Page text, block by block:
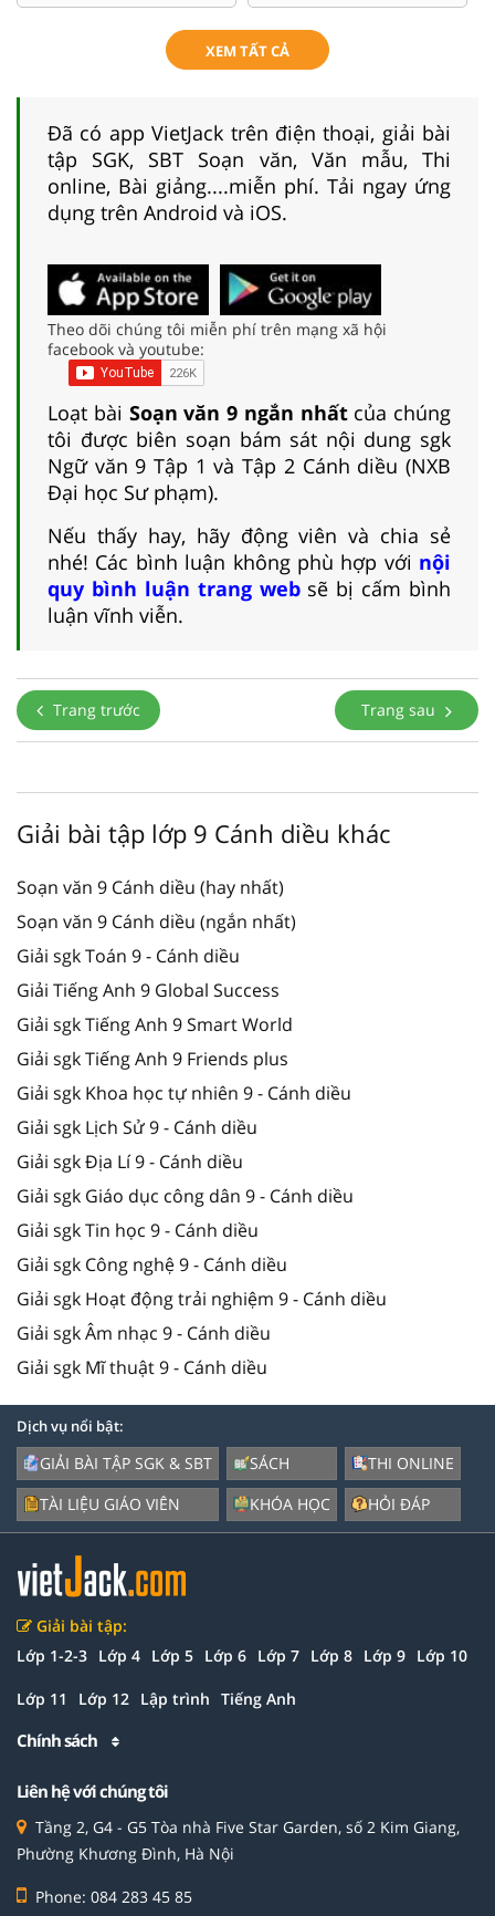
XEM TẤT CẢ
Đã có app VietJack trên điện thoại, giải bài
tập SGK, SBT Soạn văn, Văn mẫu, Thi
online, Bài giảng....miễn phí. Tải ngay ứng
dụng trên Android và iOS.
Theo dõi chúng tôi miễn phí trên mạng xã hội
facebook và youtube:
Loạt bài Soạn văn 9 ngắn nhấtcủa chúng
tôi được biên soạn bám sát nội dung sgk
Ngữ văn 9 Tập 1 và Tập 2 Cánh diều (NXB
Đại học Sư phạm).
Nếu thấy hay, hãy động viên và chia sẻ
nhé! Các bình luận không phù hợp với nội
quy bình luận trang websẽ bị cấm bình
luận vĩnh viễn.
Trang trước Trang sau
Giải bài tập lớp 9 Cánh diều khác
Soạn văn 9 Cánh diều (hay nhất)
Soạn văn 9 Cánh diều (ngắn nhất)
Giải sgk Toán 9 - Cánh diều
Giải Tiếng Anh 9 Global Success
Giải sgk Tiếng Anh 9 Smart World
Giải sgk Tiếng Anh 9 Friends plus
Giải sgk Khoa học tự nhiên 9 - Cánh diều
Giải sgk Lịch Sử 9 - Cánh diều
Giải sgk Địa Lí 9 - Cánh diều
Giải sgk Giáo dục công dân 9 - Cánh diều
Giải sgk Tin học 9 - Cánh diều
Giải sgk Công nghệ 9 - Cánh diều
Giải sgk Hoạt động trải nghiệm 9 - Cánh diều
Giải sgk Âm nhạc 9 - Cánh diều
Giải sgk Mĩ thuật 9 - Cánh diều
Dịch vụ nổi bật:
GIẢI BÀI TẬP SGK & SBT
TÀI LIỆU GIÁO VIÊN
SÁCH
KHÓA HỌC
THI ONLINE
HỎI ĐÁP
Giải bài tập:
Lớp 1-2-3 Lớp 4 Lớp 5 Lớp 6 Lớp 7 Lớp 8 Lớp 9 Lớp 10
Lớp 11 Lớp 12 Lập trình Tiếng Anh
Chính sách
Liên hệ với chúng tôi
Tầng 2, G4 - G5 Tòa nhà Five Star Garden, số 2 Kim Giang,
Phường Khương Đình, Hà Nội
Phone: 084 283 45 85